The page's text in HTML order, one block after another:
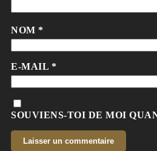
NOM *
E-MAIL *
SOUVIENS-TOI DE MOI